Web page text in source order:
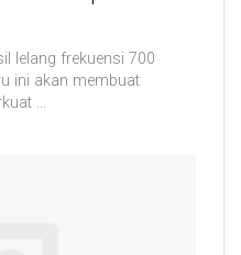
lelang frekuensi 700
ini akan membuat
...